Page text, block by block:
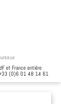
et France entière
(0)6 01 48 14 61